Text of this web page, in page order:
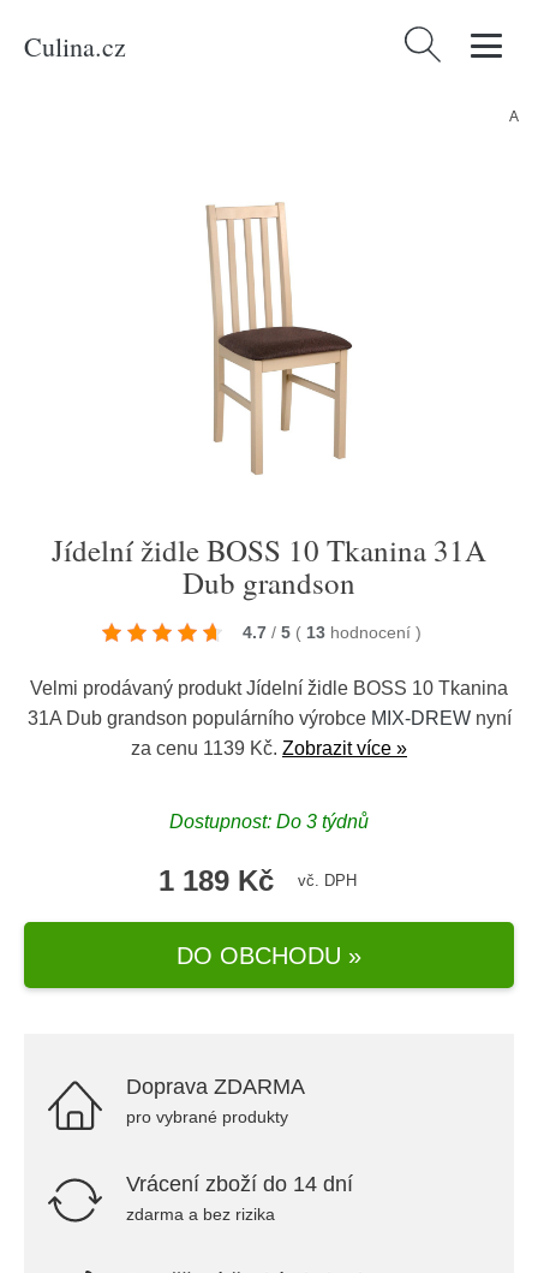
Culina.cz Vyhledávání
Jídelní židle BOSS 10 Tkanina 31A
Jídelní židle BOSS 10 Tkanina 31A
Dub grandson
4.7 / 5 ( 13 hodnocení )
Velmi prodávaný produkt Jídelní židle BOSS 10 Tkanina
31A Dub grandson populárního výrobce MIX-DREWnyní
za cenu 1139 Kč. Zobrazit více »
Dostupnost: Do 3 týdnů
1 189 Kč vč. DPH
DO OBCHODU »
Doprava ZDARMA
pro vybrané produkty
Vrácení zboží do 14 dní
zdarma a bez rizika